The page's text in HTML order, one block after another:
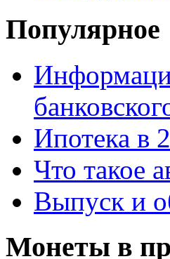
Популярное
Ипотека в
Что такое
Выпуск и
Монеты в